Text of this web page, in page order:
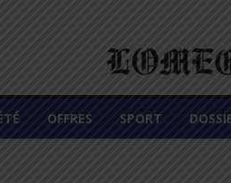
OFFRES SPORT